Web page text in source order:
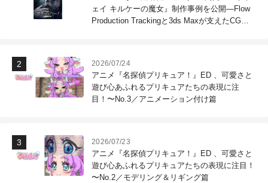
ェイ キルケーの魔女』制作事例を公開―Flow
Production Trackingと3ds Maxが支えたCG制
2026/07/24
アニメ『名探偵プリキュア！』ED 、可愛さと
遊び心あふれるプリキュアたちの表現に注
目！〜No.3／アニメーション付け篇
2026/07/23
アニメ『名探偵プリキュア！』ED 、可愛さと
遊び心あふれるプリキュアたちの表現に注目！
〜No.2／モデリング＆リギング篇